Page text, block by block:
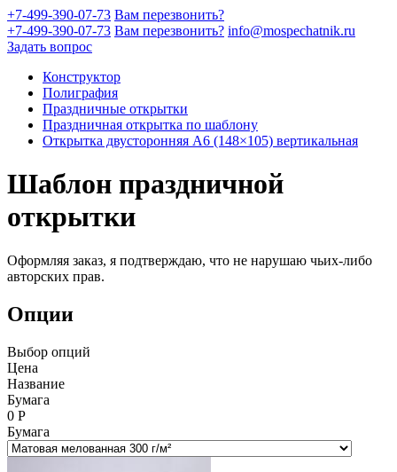
+7-499-390-07-73 Вам перезвонить?
+7-499-390-07-73 Вам перезвонить? info@mospechatnik.ru
Задать вопрос
Конструктор
Полиграфия
Праздничные открытки
Праздничная открытка по шаблону
Открытка двусторонняя A6 (148×105) вертикальная
Шаблон праздничной
открытки
Оформляя заказ, я подтверждаю, что не нарушаю чьих-либо
авторских прав.
Опции
Выбор опций
Цена
Название
Бумага
0 Р
Бумага